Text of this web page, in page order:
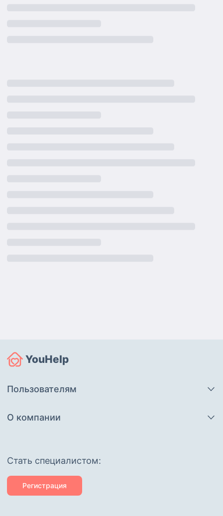
YouHelp
Пользователям
О компании
Cтать специалистом:
Регистрация